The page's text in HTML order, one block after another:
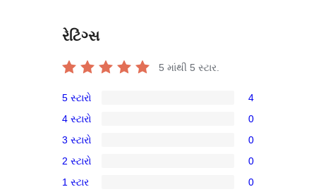
રેટિંગ્સ
5 માંથી 5 સ્ટાર.
5-
સ્ટાર
સમીક્ષાઓ
5 સ્ટારો 4
4-
સ્ટાર
સમીક્ષાઓ
4 સ્ટારો 0
3-
સ્ટાર
3 સ્ટારો 0
2-
2 સ્ટારો 0
1 સ્ટાર 0